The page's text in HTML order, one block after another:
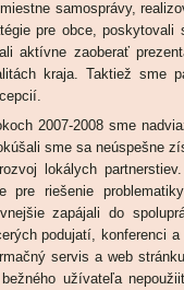
samosprávy,
pre obce,
aktívne zaoberať
kraja. Taktiež sme
2007-2008 sme
sme sa neúspešne
lokálych
pre riešenie
zapájali do
podujatí, konferenci
servis a web
užívateľa